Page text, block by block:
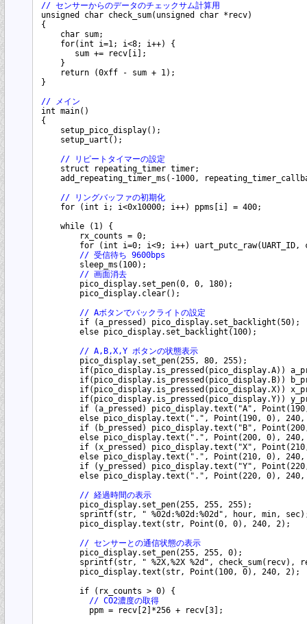
// センサーからのデータのチェックサム計算用
unsigned char check_sum(unsigned char *recv)
{
    char sum;
    for(int i=1; i<8; i++) {
       sum += recv[i];
    }
    return (0xff - sum + 1);
}
// メイン
int main()
{
    setup_pico_display();
    setup_uart();
// リピートタイマーの設定
    struct repeating_timer timer;
add_repeating_timer_ms(-1000,
// リングバッファの初期化
    for (int i; i<0x10000; i++) ppms[i] = 400;
    while (1) {
        rx_counts = 0;
for (int i=0; i<9; i++) uart_putc_raw(UART_ID,
// 受信待ち 9600bps
        sleep_ms(100);
// 画面消去
        pico_display.set_pen(0, 0, 180);
        pico_display.clear();
// Aボタンでバックライトの設定
        if (a_pressed) pico_display.set_backlight(50);
        else pico_display.set_backlight(100);
// A,B,X,Y ボタンの状態表示
        pico_display.set_pen(255, 80, 255);
if(pico_display.is_pressed(pico_display.A))
if(pico_display.is_pressed(pico_display.B))
if(pico_display.is_pressed(pico_display.X))
if(pico_display.is_pressed(pico_display.Y))
if (a_pressed) pico_display.text("A",
else pico_display.text(".", Point(190, 0), 240,
if (b_pressed) pico_display.text("B",
else pico_display.text(".", Point(200, 0), 240,
if (x_pressed) pico_display.text("X",
else pico_display.text(".", Point(210, 0), 240,
if (y_pressed) pico_display.text("Y",
else pico_display.text(".", Point(220, 0), 240,
// 経過時間の表示
        pico_display.set_pen(255, 255, 255);
sprintf(str, " %02d:%02d:%02d", hour, min,
        pico_display.text(str, Point(0, 0), 240, 2);
// センサーとの通信状態の表示
        pico_display.set_pen(255, 255, 0);
sprintf(str, " %2X,%2X %2d", check_sum(recv),
        pico_display.text(str, Point(100, 0), 240, 2);
        if (rx_counts > 0) {
// CO2濃度の取得
          ppm = recv[2]*256 + recv[3];